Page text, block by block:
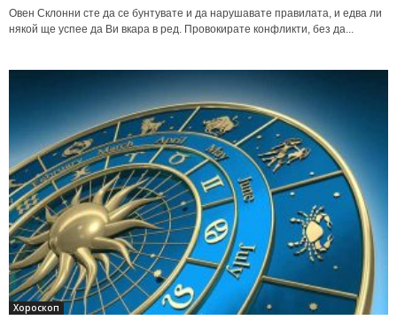
Овен Склонни сте да се бунтувате и да нарушавате правилата, и едва ли
някой ще успее да Ви вкара в ред. Провокирате конфликти, без да...
Хороскоп